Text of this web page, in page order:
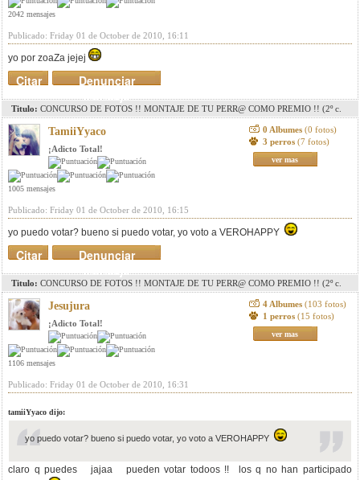
2042 mensajes
Publicado: Friday 01 de October de 2010, 16:11
yo por zoaZa jejej
Denunciar
mensaje
Citar
Titulo: CONCURSO DE FOTOS !! MONTAJE DE TU PERR@ COMO PREMIO !! (2º c.
pag. 8)(3r c. pag. 11)(4º c. pag. 15)(5º c. pag.18)
TamiiYyaco
¡Adicto Total!
1005 mensajes
0 Albumes (0 fotos)
3 perros (7 fotos)
ver mas
Publicado: Friday 01 de October de 2010, 16:15
yo puedo votar? bueno si puedo votar, yo voto a VEROHAPPY
Denunciar
mensaje
Citar
Titulo: CONCURSO DE FOTOS !! MONTAJE DE TU PERR@ COMO PREMIO !! (2º c.
pag. 8)(3r c. pag. 11)(4º c. pag. 15)(5º c. pag.18)
Jesujura
¡Adicto Total!
1106 mensajes
4 Albumes (103 fotos)
1 perros (15 fotos)
ver mas
Publicado: Friday 01 de October de 2010, 16:31
tamiiYyaco dijo:
yo puedo votar? bueno si puedo votar, yo voto a VEROHAPPY
claro q puedes jajaa pueden votar todoos !! los q no han participado